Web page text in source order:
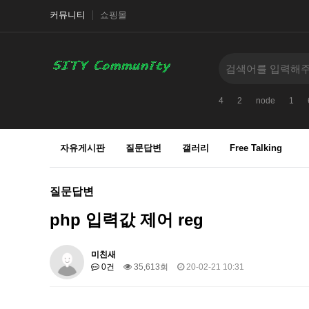
커뮤니티 쇼핑몰
4 2 node 1
자유게시판 질문답변 갤러리 Free Talking
질문답변
php 입력값 제어 reg
미친새
0건
35,613회 20-02-21 10:31